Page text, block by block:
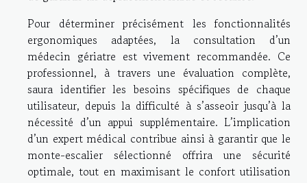
Pour déterminer précisément les fonctionnalités
ergonomiques adaptées, la consultation d’un
médecin gériatre est vivement recommandée. Ce
professionnel, à travers une évaluation complète,
saura identifier les besoins spécifiques de chaque
utilisateur, depuis la difficulté à s’asseoir jusqu’à la
nécessité d’un appui supplémentaire. L’implication
d’un expert médical contribue ainsi à garantir que le
monte-escalier sélectionné offrira une sécurité
optimale, tout en maximisant le confort utilisation